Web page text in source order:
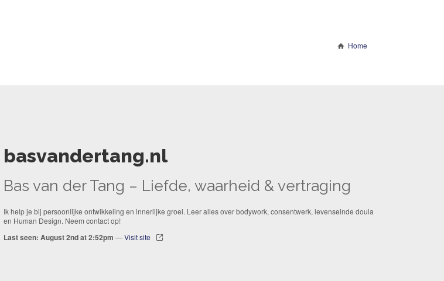
Home
basvandertang.nl
Bas van der Tang – Liefde, waarheid & vertraging
Ik help je bij persoonlijke ontwikkeling en innerlijke groei. Leer alles over bodywork, consentwerk, levenseinde doula
en Human Design. Neem contact op!
Last seen: August 2nd at 2:52pm —Visit site